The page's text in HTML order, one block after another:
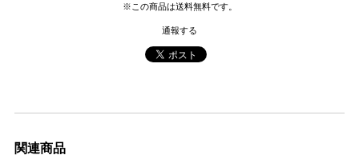
※この商品は送料無料です。
通報する
関連商品